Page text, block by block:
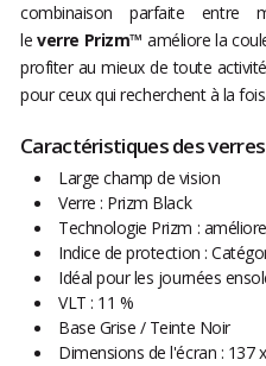
combinaison parfaite entre
leverre Prizm™ améliore la
profiter au mieux de toute
pour ceux qui recherchent à la
Caractéristiques des
Large champ de vision
Verre : Prizm Black
Technologie Prizm :
Indice de protection :
Idéal pour les journées
VLT : 11 %
Base Grise / Teinte Noir
Dimensions de l'écran : 137